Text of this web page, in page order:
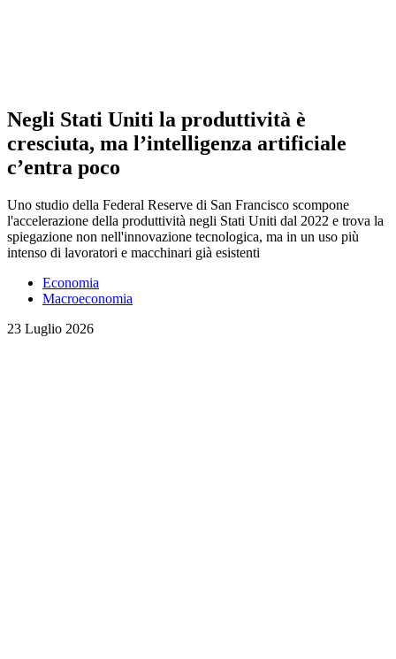
Negli Stati Uniti la produttività è
cresciuta, ma l’intelligenza artificiale
c’entra poco
Uno studio della Federal Reserve di San Francisco scompone
l'accelerazione della produttività negli Stati Uniti dal 2022 e trova la
spiegazione non nell'innovazione tecnologica, ma in un uso più
intenso di lavoratori e macchinari già esistenti
Economia
Macroeconomia
23 Luglio 2026